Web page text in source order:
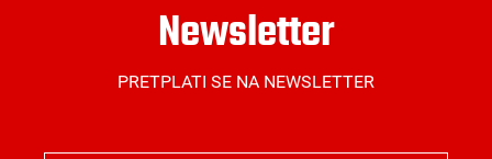
Newsletter
PRETPLATI SE NA NEWSLETTER